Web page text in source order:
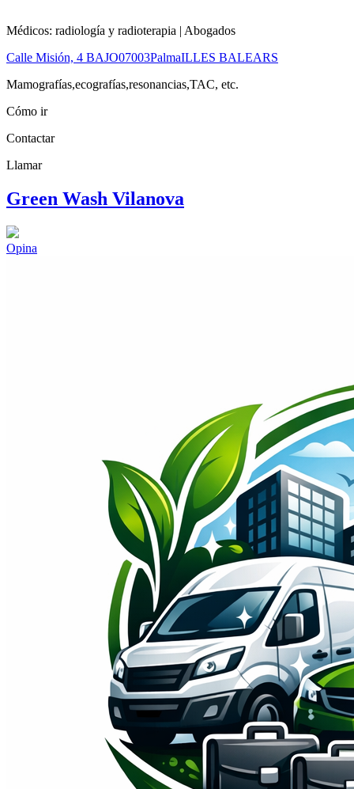
Médicos: radiología y radioterapia | Abogados
Calle Misión, 4 BAJO07003PalmaILLES BALEARS
Mamografías,ecografías,resonancias,TAC, etc.
Cómo ir
Contactar
Llamar
Green Wash Vilanova
Opina